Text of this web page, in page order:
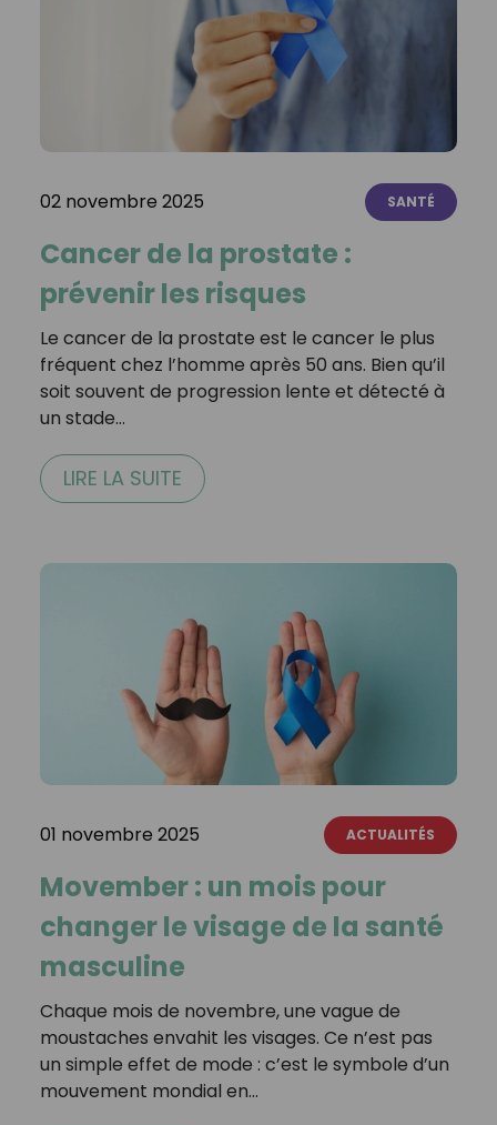
02 novembre 2025 SANTÉ
Cancer de la prostate :
prévenir les risques
Le cancer de la prostate est le cancer le plus
fréquent chez l’homme après 50 ans. Bien qu’il
soit souvent de progression lente et détecté à
un stade…
LIRE LA SUITE
01 novembre 2025 ACTUALITÉS
Movember : un mois pour
changer le visage de la santé
masculine
Chaque mois de novembre, une vague de
moustaches envahit les visages. Ce n’est pas
un simple effet de mode : c’est le symbole d’un
mouvement mondial en…